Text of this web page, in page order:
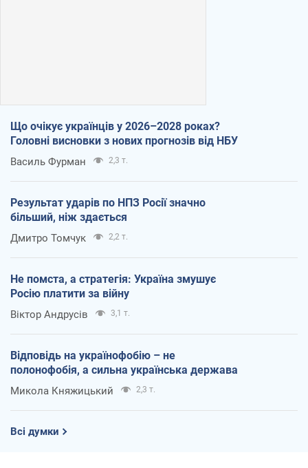
Що очікує українців у 2026–2028 роках?
Головні висновки з нових прогнозів від НБУ
Василь Фурман 2,3 т.
Результат ударів по НПЗ Росії значно
більший, ніж здається
Дмитро Томчук 2,2 т.
Не помста, а стратегія: Україна змушує
Росію платити за війну
Віктор Андрусів 3,1 т.
Відповідь на українофобію – не
полонофобія, а сильна українська держава
Микола Княжицький 2,3 т.
Всі думки